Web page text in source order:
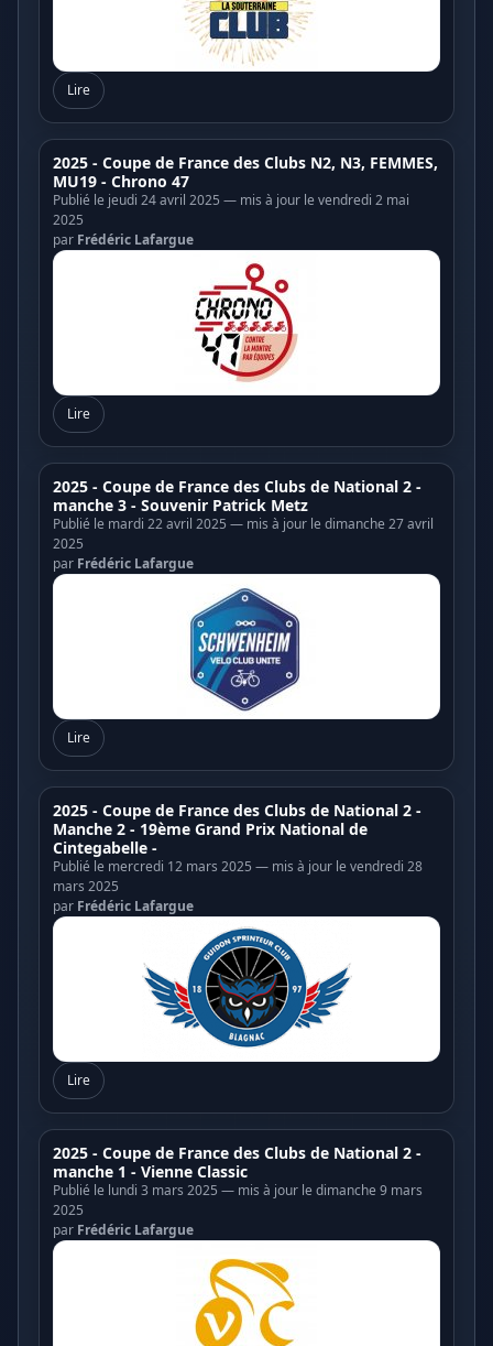
Lire
2025 - Coupe de France des Clubs N2, N3, FEMMES,
MU19 - Chrono 47
Publié le jeudi 24 avril 2025 — mis à jour le vendredi 2 mai
2025
par Frédéric Lafargue
Lire
2025 - Coupe de France des Clubs de National 2 -
manche 3 - Souvenir Patrick Metz
Publié le mardi 22 avril 2025 — mis à jour le dimanche 27 avril
2025
par Frédéric Lafargue
Lire
2025 - Coupe de France des Clubs de National 2 -
Manche 2 - 19ème Grand Prix National de
Cintegabelle -
Publié le mercredi 12 mars 2025 — mis à jour le vendredi 28
mars 2025
par Frédéric Lafargue
Lire
2025 - Coupe de France des Clubs de National 2 -
manche 1 - Vienne Classic
Publié le lundi 3 mars 2025 — mis à jour le dimanche 9 mars
2025
par Frédéric Lafargue